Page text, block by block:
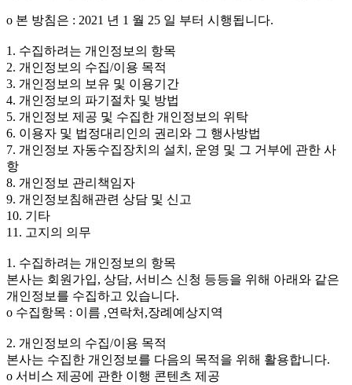
ο 본 방침은 : 2021 년 1 월 25 일 부터 시행됩니다.
1. 수집하려는 개인정보의 항목
2. 개인정보의 수집/이용 목적
3. 개인정보의 보유 및 이용기간
4. 개인정보의 파기절차 및 방법
5. 개인정보 제공 및 수집한 개인정보의 위탁
6. 이용자 및 법정대리인의 권리와 그 행사방법
7. 개인정보 자동수집장치의 설치, 운영 및 그 거부에 관한 사
항
8. 개인정보 관리책임자
9. 개인정보침해관련 상담 및 신고
10. 기타
11. 고지의 의무
1. 수집하려는 개인정보의 항목
본사는 회원가입, 상담, 서비스 신청 등등을 위해 아래와 같은
개인정보를 수집하고 있습니다.
ο 수집항목 : 이름 ,연락처,장례예상지역
2. 개인정보의 수집/이용 목적
본사는 수집한 개인정보를 다음의 목적을 위해 활용합니다.
ο 서비스 제공에 관한 이행 콘텐츠 제공